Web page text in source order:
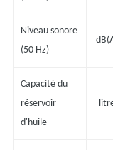
Niveau sonore
(50 Hz)
Capacité du
réservoir
d'huile